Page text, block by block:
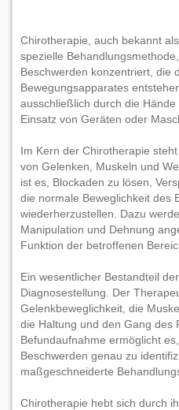
Chirotherapie, auch bekannt
spezielle
Beschwerden konzentriert, die
Bewegungsapparates
ausschließlich durch die
Einsatz von Geräten oder
Im Kern der Chirotherapie
von Gelenken, Muskeln und
ist es, Blockaden zu lösen,
die normale Beweglichkeit des
wiederherzustellen. Dazu
Manipulation und Dehnung
Funktion der betroffenen
Ein wesentlicher Bestandteil
Diagnosestellung. Der
Gelenkbeweglichkeit, die
die Haltung und den Gang des
Befundaufnahme ermöglicht
Beschwerden genau zu
maßgeschneiderte
Chirotherapie hebt sich durch